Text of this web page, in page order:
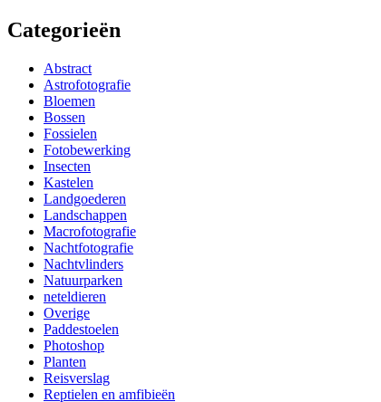
Categorieën
Abstract
Astrofotografie
Bloemen
Bossen
Fossielen
Fotobewerking
Insecten
Kastelen
Landgoederen
Landschappen
Macrofotografie
Nachtfotografie
Nachtvlinders
Natuurparken
neteldieren
Overige
Paddestoelen
Photoshop
Planten
Reisverslag
Reptielen en amfibieën